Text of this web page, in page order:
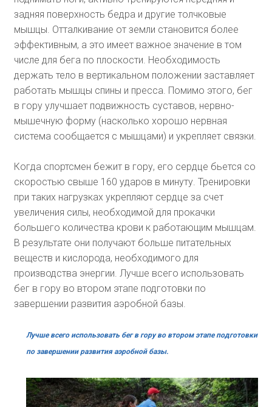
задняя поверхность бедра и другие толчковые
мышцы. Отталкивание от земли становится более
эффективным, а это имеет важное значение в том
числе для бега по плоскости. Необходимость
держать тело в вертикальном положении заставляет
работать мышцы спины и пресса. Помимо этого, бег
в гору улучшает подвижность суставов, нервно-
мышечную форму (насколько хорошо нервная
система сообщается с мышцами) и укрепляет связки.
Когда спортсмен бежит в гору, его сердце бьется со
скоростью свыше 160 ударов в минуту. Тренировки
при таких нагрузках укрепляют сердце за счет
увеличения силы, необходимой для прокачки
большего количества крови к работающим мышцам.
В результате они получают больше питательных
веществ и кислорода, необходимого для
производства энергии. Лучше всего использовать
бег в гору во втором этапе подготовки по
завершении развития аэробной базы.
Лучше всего использовать бег в гору во втором этапе подготовки
по завершении развития аэробной базы.